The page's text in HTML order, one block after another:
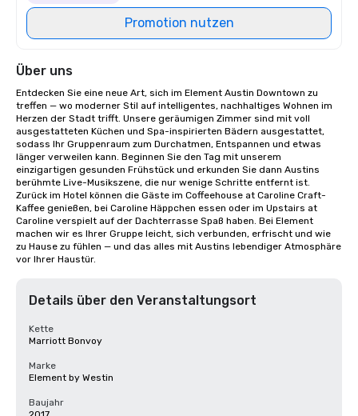
Promotion nutzen
Über uns
Entdecken Sie eine neue Art, sich im Element Austin Downtown zu
treffen — wo moderner Stil auf intelligentes, nachhaltiges Wohnen im
Herzen der Stadt trifft. Unsere geräumigen Zimmer sind mit voll
ausgestatteten Küchen und Spa-inspirierten Bädern ausgestattet,
sodass Ihr Gruppenraum zum Durchatmen, Entspannen und etwas
länger verweilen kann. Beginnen Sie den Tag mit unserem
einzigartigen gesunden Frühstück und erkunden Sie dann Austins
berühmte Live-Musikszene, die nur wenige Schritte entfernt ist.
Zurück im Hotel können die Gäste im Coffeehouse at Caroline Craft-
Kaffee genießen, bei Caroline Häppchen essen oder im Upstairs at
Caroline verspielt auf der Dachterrasse Spaß haben. Bei Element
machen wir es Ihrer Gruppe leicht, sich verbunden, erfrischt und wie
zu Hause zu fühlen — und das alles mit Austins lebendiger Atmosphäre
vor Ihrer Haustür.
Details über den Veranstaltungsort
Kette
Marriott Bonvoy
Marke
Element by Westin
Baujahr